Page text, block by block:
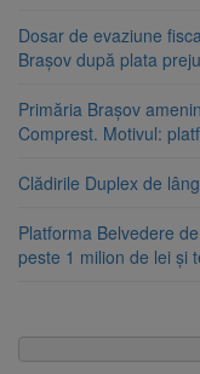
Dosar de evaziune
Brașov după plata
Primăria Brașov
Comprest. Motivul:
Clădirile Duplex de
Platforma Belvedere
peste 1 milion de lei și